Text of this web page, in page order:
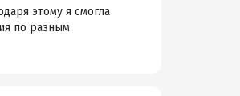
этому я смогла
по разным